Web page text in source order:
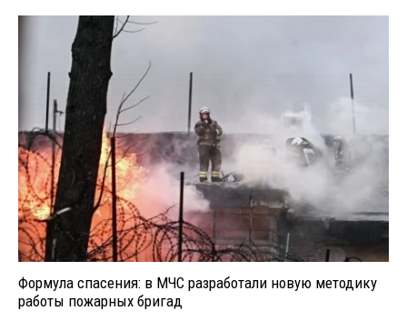
Формула спасения: в МЧС разработали новую методику
работы пожарных бригад